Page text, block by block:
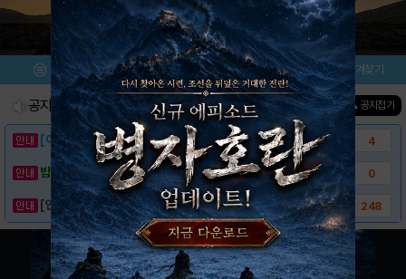
메뉴 이벤트/미션 설치/평가 즐겨찾기
공지사항 진행중인 이벤트0 ▲ 공지접기
[이벤트] 웃음으로 매일매일 해피! 유머 게시.. 4
밥알이의 헝앱통신 ⑲ “밥알이, 드디어 멀티를.. 0
[안내] 헝그리앱 필수 상식! 밥알 획득 안내.. 248